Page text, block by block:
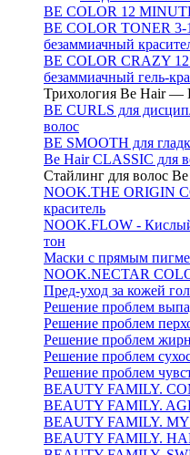
BE COLOR 12
BE COLOR TONER
безаммиачный
BE COLOR CRAZY
безаммиачный гель-
Трихология Be Hair
BE CURLS для
волос
BE SMOOTH для
Be Hair CLASSIC для
Стайлинг для волос
NOOK.THE ORIGIN
краситель
NOOK.FLOW -
тон
Маски с прямым
NOOK.NECTAR
Пред-уход за кожей
Решение проблем
Решение проблем
Решение проблем
Решение проблем
Решение проблем
BEAUTY FAMILY.
BEAUTY FAMILY.
BEAUTY FAMILY.
BEAUTY FAMILY.